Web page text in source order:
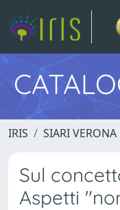
IRIS SIARI VERONA
Sul
Aspetti